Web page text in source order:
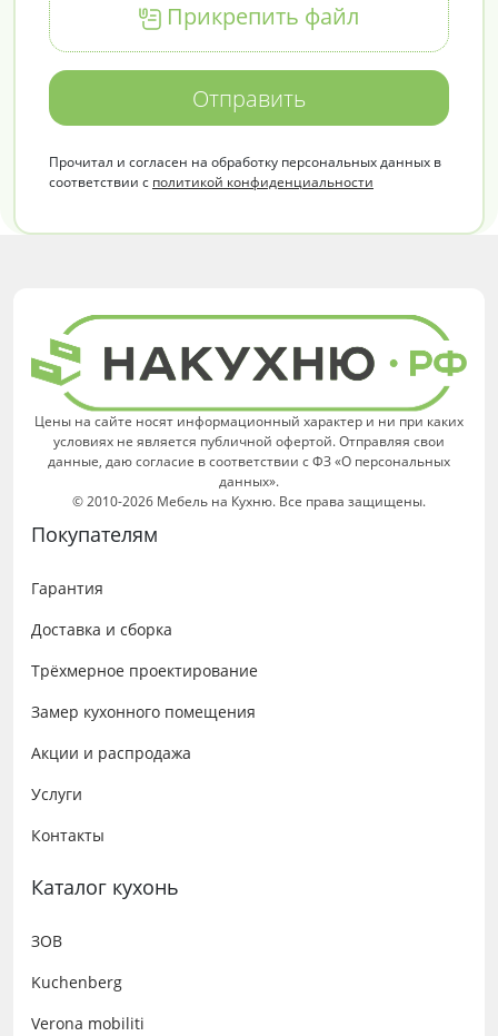
Прикрепить файл
Отправить
Прочитал и согласен на обработку персональных данных в
соответствии с политикой конфиденциальности
Цены на сайте носят информационный характер и ни при каких
условиях не является публичной офертой. Отправляя свои
данные, даю согласие в соответствии с ФЗ «О персональных
данных».
© 2010-2026 Мебель на Кухню. Все права защищены.
Покупателям
Гарантия
Доставка и сборка
Трёхмерное проектирование
Замер кухонного помещения
Акции и распродажа
Услуги
Контакты
Каталог кухонь
ЗОВ
Kuchenberg
Verona mobiliti